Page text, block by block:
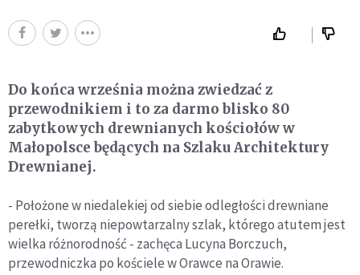
Do końca września można zwiedzać z
przewodnikiem i to za darmo blisko 80
zabytkowych drewnianych kościołów w
Małopolsce będących na Szlaku Architektury
Drewnianej.
- Położone w niedalekiej od siebie odległości drewniane
perełki, tworzą niepowtarzalny szlak, którego atutem jest
wielka różnorodność - zachęca Lucyna Borczuch,
przewodniczka po kościele w Orawce na Orawie.